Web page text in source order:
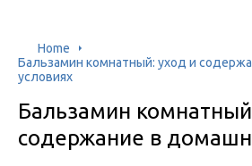
Home
Бальзамин комнатный: уход и
условиях
Бальзамин
содержание в